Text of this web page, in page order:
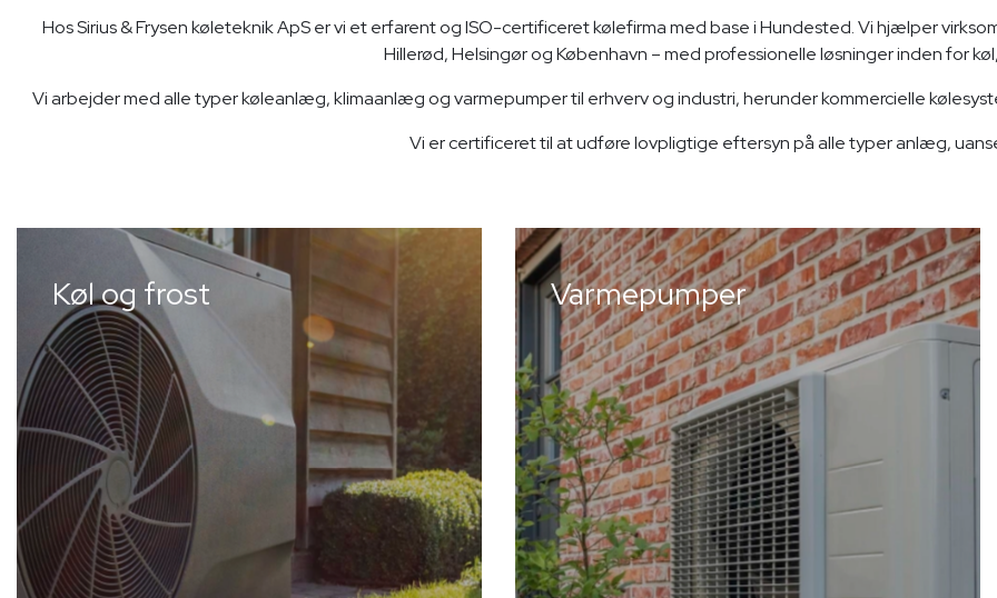
Hos Sirius & Frysen køleteknik ApS er vi et erfarent og ISO-certificeret kølefirma med base i Hundested. Vi hjælper
Hillerød, Helsingør og København – med professionelle løsninger inden for
Vi arbejder med alle typer køleanlæg, klimaanlæg og varmepumper til erhverv og industri, herunder kommercielle
Vi er certificeret til at udføre lovpligtige eftersyn på alle typer anlæg,
Køl og frost Varmepumper